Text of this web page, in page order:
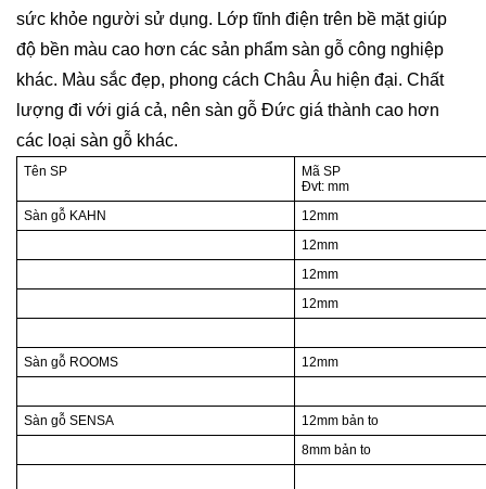
sức khỏe người sử dụng. Lớp tĩnh điện trên bề mặt giúp
độ bền màu cao hơn các sản phẩm sàn gỗ công nghiệp
khác. Màu sắc đẹp, phong cách Châu Âu hiện đại. Chất
lượng đi với giá cả, nên sàn gỗ Đức giá thành cao hơn
các loại sàn gỗ khác.
Tên SP
Mã SP
Đvt: mm
Sàn gỗ KAHN
12mm
12mm
12mm
12mm
Sàn gỗ ROOMS 12mm
Sàn gỗ SENSA
12mm bản to
8mm bản to